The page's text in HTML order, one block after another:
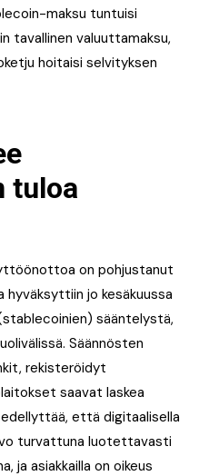
maksu tuntuisi
tavallinen valuuttamaksu,
hoitaisi selvityksen
tuloa
on pohjustanut
hyväksyttiin jo kesäkuussa
sääntelystä,
Säännösten
rekisteröidyt
saavat laskea
että digitaalisella
turvattuna luotettavasti
ja asiakkailla on oikeus